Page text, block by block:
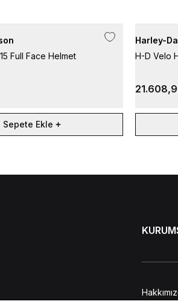
Full Face Helmet
Sepete Ekle
Harley-
H-D Velo